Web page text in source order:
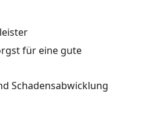
für eine gute
Schadensabwicklung